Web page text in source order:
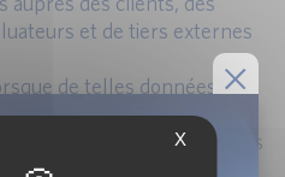
et de tiers externes
de telles données ne
collecte de données réelles
méthodologie car une
X